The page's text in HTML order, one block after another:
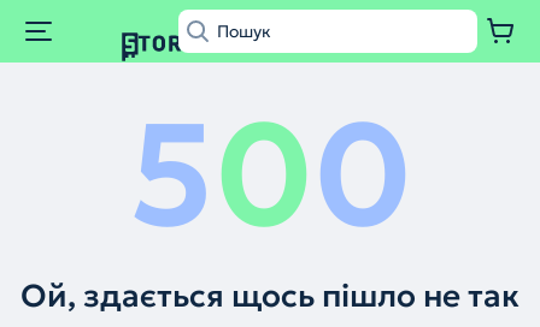
500
Ой, здається щось пішло не так